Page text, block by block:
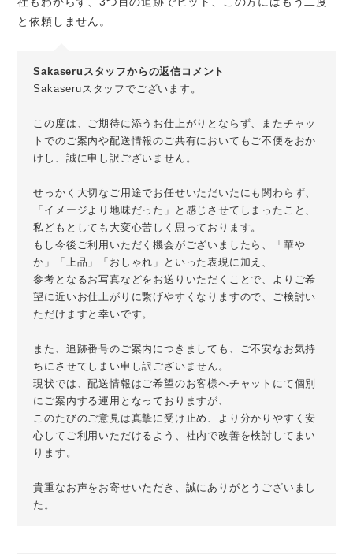
と依頼しません。
Sakaseruスタッフからの返信コメント
Sakaseruスタッフでございます。
この度は、ご期待に添うお仕上がりとならず、またチャッ
トでのご案内や配送情報のご共有においてもご不便をおか
けし、誠に申し訳ございません。
せっかく大切なご用途でお任せいただいたにも関わらず、
「イメージより地味だった」と感じさせてしまったこと、
私どもとしても大変心苦しく思っております。
もし今後ご利用いただく機会がございましたら、「華や
か」「上品」「おしゃれ」といった表現に加え、
参考となるお写真などをお送りいただくことで、よりご希
望に近いお仕上がりに繋げやすくなりますので、ご検討い
ただけますと幸いです。
また、追跡番号のご案内につきましても、ご不安なお気持
ちにさせてしまい申し訳ございません。
現状では、配送情報はご希望のお客様へチャットにて個別
にご案内する運用となっておりますが、
このたびのご意見は真摯に受け止め、より分かりやすく安
心してご利用いただけるよう、社内で改善を検討してまい
ります。
貴重なお声をお寄せいただき、誠にありがとうございまし
た。